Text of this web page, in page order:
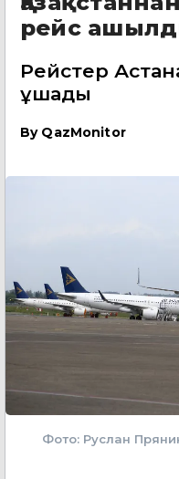
рейс
Рейстер
ұшады
By QazMonitor
Фото: Руслан